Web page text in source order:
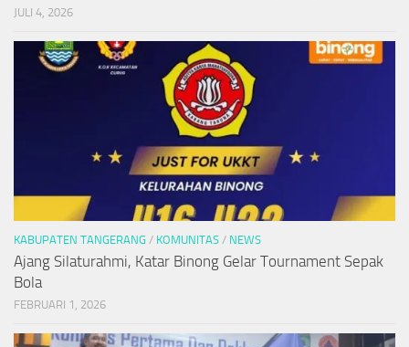
JULI 4, 2026
KABUPATEN TANGERANG / KOMUNITAS / NEWS
Ajang Silaturahmi, Katar Binong Gelar Tournament Sepak
Bola
FEBRUARI 1, 2026